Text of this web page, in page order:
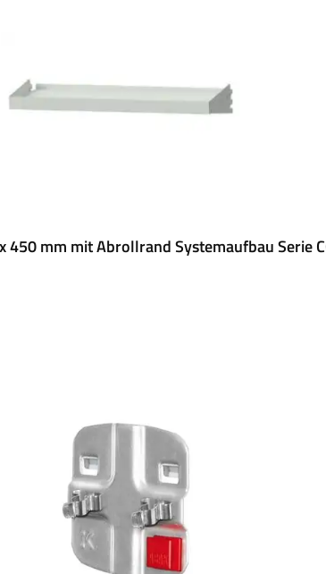
450 mm mit Abrollrand Systemaufbau Serie